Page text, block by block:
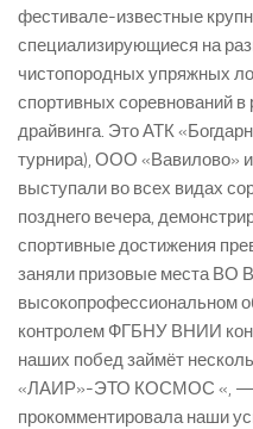
фестивале-известные
специализирующиеся на
чистопородных упряжных
спортивных соревнований
драйвинга. Это АТК
турнира), ООО «Вавилово»
выступали во всех видах
позднего вечера,
спортивные достижения
заняли призовые места ВО
высокопрофессиональном
контролем ФГБНУ ВНИИ
наших побед займёт
«ЛАИР»-ЭТО КОСМОС «, —
прокомментировала наши